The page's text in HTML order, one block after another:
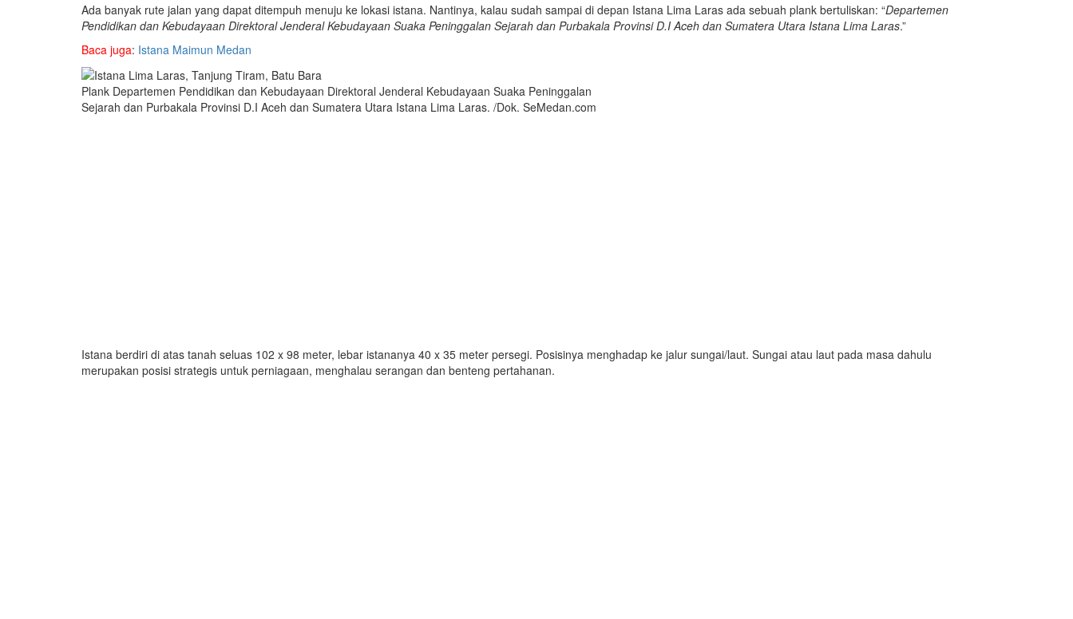
Ada banyak rute jalan yang dapat ditempuh menuju ke lokasi istana. Nantinya, kalau sudah sampai di depan Istana Lima Laras ada sebuah plank bertuliskan: “Departemen
Pendidikan dan Kebudayaan Direktoral Jenderal Kebudayaan Suaka Peninggalan Sejarah dan Purbakala Provinsi D.I Aceh dan Sumatera Utara Istana Lima Laras.”
Baca juga: Istana Maimun Medan
Plank Departemen Pendidikan dan Kebudayaan Direktoral Jenderal Kebudayaan Suaka Peninggalan
Sejarah dan Purbakala Provinsi D.I Aceh dan Sumatera Utara Istana Lima Laras. /Dok. SeMedan.com
Istana berdiri di atas tanah seluas 102 x 98 meter, lebar istananya 40 x 35 meter persegi. Posisinya menghadap ke jalur sungai/laut. Sungai atau laut pada masa dahulu
merupakan posisi strategis untuk perniagaan, menghalau serangan dan benteng pertahanan.